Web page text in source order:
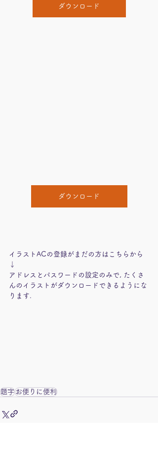
ダウンロード
ダウンロード
イラストACの登録がまだの方はこちらから
↓
アドレスとパスワードの設定のみで, たくさ
んのイラストがダウンロードできるようにな
ります.
題字お便りに便利